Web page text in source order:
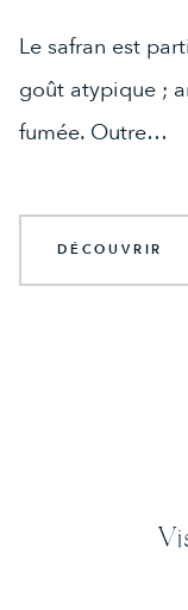
Le safran est
goût atypique ;
fumée. Outre…
DÉCOUVRIR